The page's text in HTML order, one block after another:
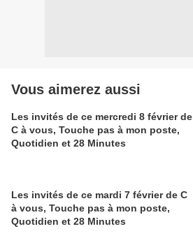
Vous aimerez aussi
Les invités de ce mercredi 8 février de
C à vous, Touche pas à mon poste,
Quotidien et 28 Minutes
Les invités de ce mardi 7 février de C
à vous, Touche pas à mon poste,
Quotidien et 28 Minutes